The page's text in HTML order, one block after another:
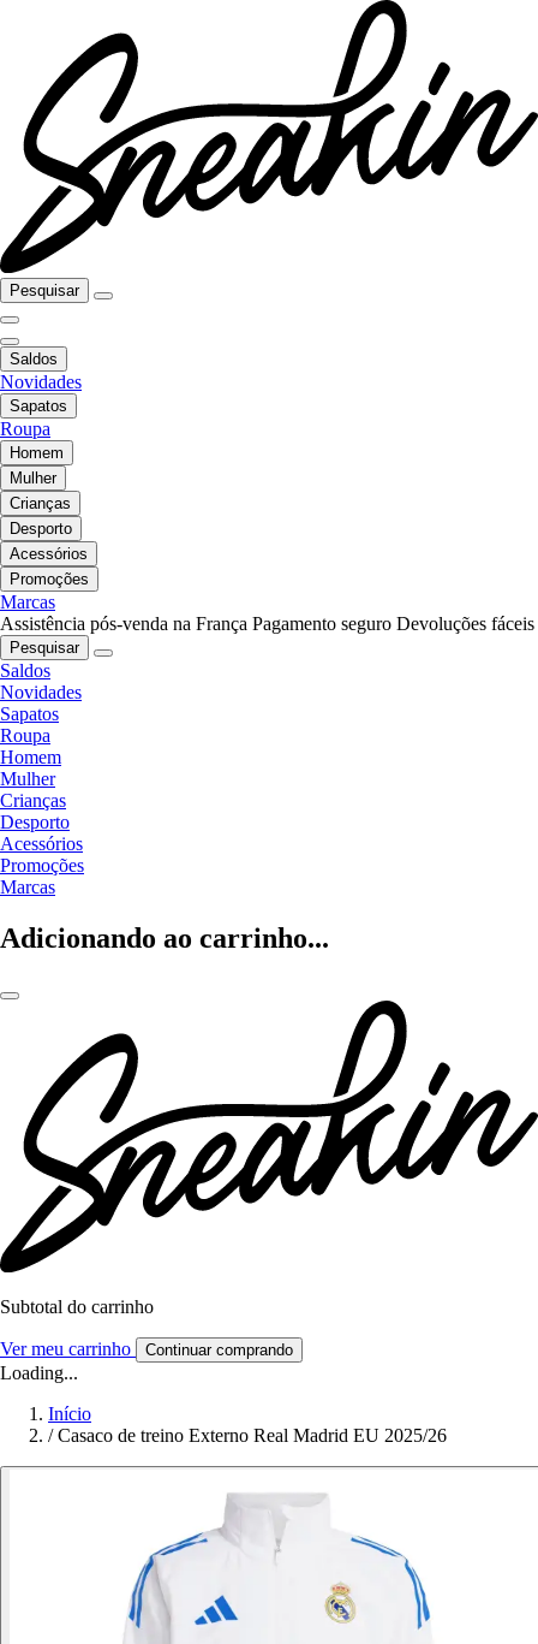
Pesquisar
Saldos
Novidades
Sapatos
Roupa
Homem
Mulher
Crianças
Desporto
Acessórios
Promoções
Marcas
Assistência pós-venda na França Pagamento seguro Devoluções fáceis
Pesquisar
Saldos
Novidades
Sapatos
Roupa
Homem
Mulher
Crianças
Desporto
Acessórios
Promoções
Marcas
Adicionando ao carrinho...
Subtotal do carrinho
Ver meu carrinho Continuar comprando
Loading...
Início
/ Casaco de treino Externo Real Madrid EU 2025/26